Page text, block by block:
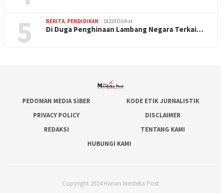
5 BERITA, PENDIDIKAN 18219 Dilihat
Di Duga Penghinaan Lambang Negara Terkai…
PEDOMAN MEDIA SIBER
KODE ETIK JURNALISTIK
PRIVACY POLICY
DISCLAIMER
REDAKSI
TENTANG KAMI
HUBUNGI KAMI
Copyright 2024 Harian Merdeka Post